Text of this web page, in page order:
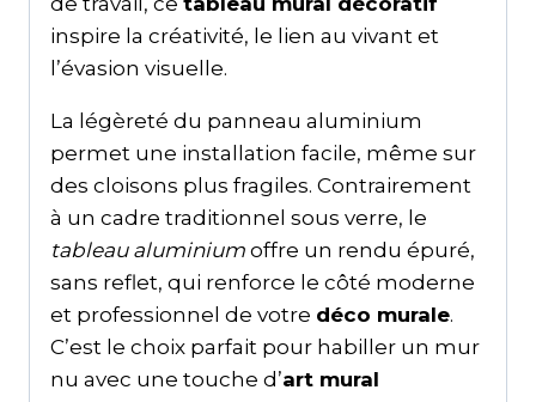
inspire la créativité, le lien au vivant et
l’évasion visuelle.
La légèreté du panneau aluminium
permet une installation facile, même sur
des cloisons plus fragiles. Contrairement
à un cadre traditionnel sous verre, le
tableau aluminium offre un rendu épuré,
sans reflet, qui renforce le côté moderne
et professionnel de votre déco murale.
C’est le choix parfait pour habiller un mur
nu avec une touche d’art mural